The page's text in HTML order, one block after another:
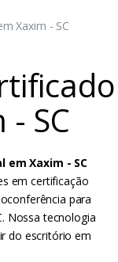
Xaxim - SC
SC
em Xaxim - SC
em certificação
para
Nossa tecnologia
do escritório em